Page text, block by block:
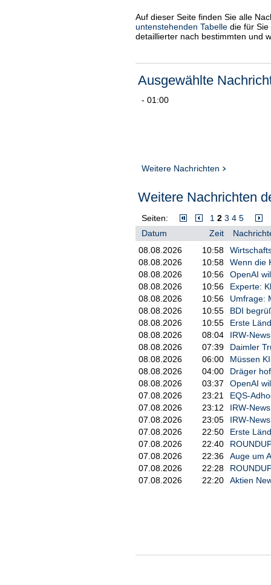
Auf dieser Seite finden Sie alle
untenstehenden Tabelle die für
detaillierter nach bestimmten und
Ausgewählte
- 01:00
Weitere Nachrichten
Weitere Nachrichten
Seiten: 1 2 3 4 5
Datum
Zeit
08.08.2026
10:58
08.08.2026
10:58
Wenn die
08.08.2026
10:56
OpenAI
08.08.2026
10:56
Experte:
08.08.2026
10:56
Umfrage:
08.08.2026
10:55
BDI
08.08.2026
10:55
Erste
08.08.2026
08:04
IRW-
08.08.2026
07:39
Daimler
08.08.2026
06:00
Müssen
08.08.2026
04:00
Dräger
08.08.2026
03:37
OpenAI
07.08.2026
23:21
EQS-
07.08.2026
23:12
IRW-
07.08.2026
23:05
IRW-
07.08.2026
22:50
Erste
07.08.2026
22:40
07.08.2026
22:36
Auge um
07.08.2026
22:28
07.08.2026
22:20 Aktien